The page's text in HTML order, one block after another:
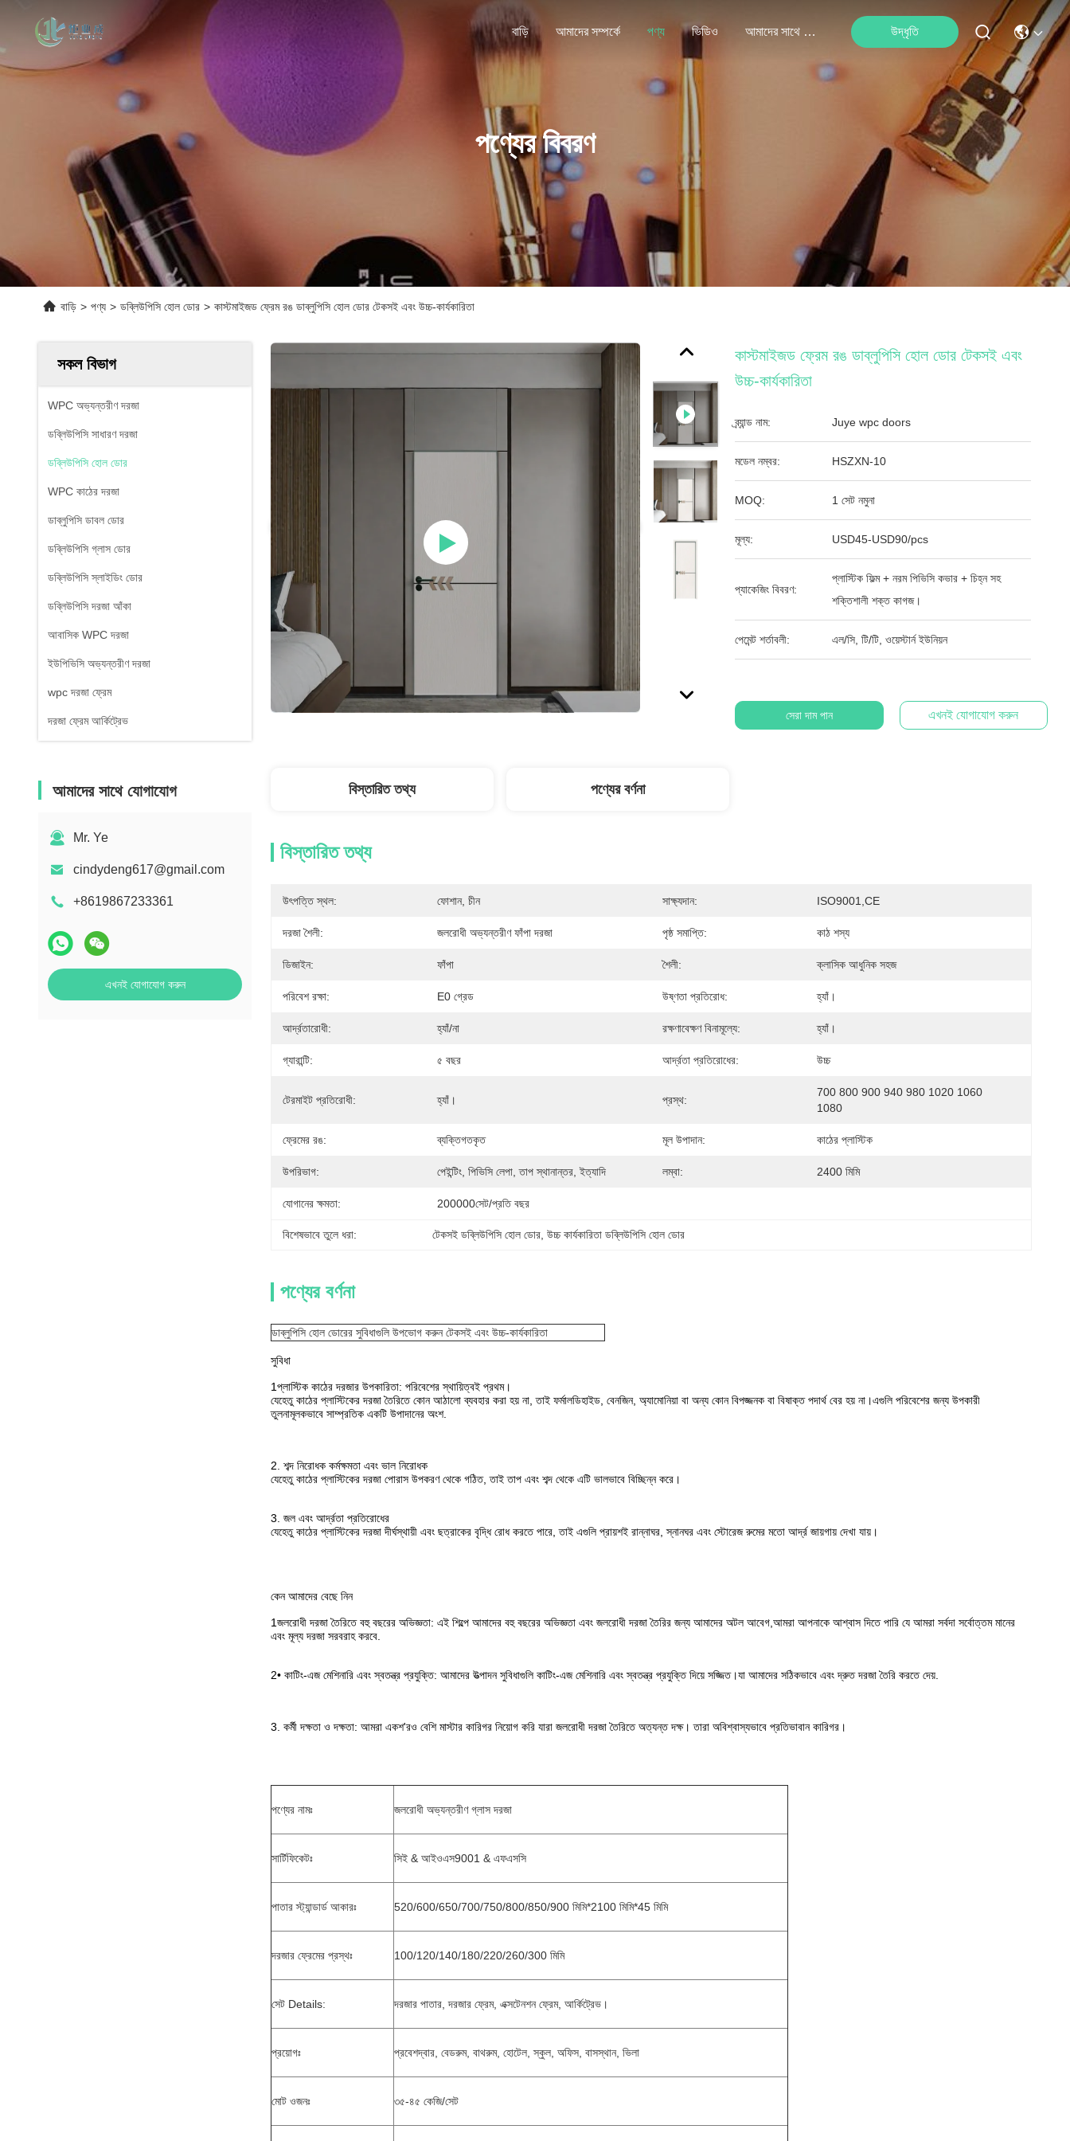
বাড়ি আমাদের সম্পর্কে পণ্য ভিডিও আমাদের সাথে যোগাযোগ উদ্ধৃতি
পণ্যের বিবরণ
বাড়ি > পণ্য > ডব্লিউপিসি হোল ডোর > কাস্টমাইজড ফ্রেম রঙ ডাব্লুপিসি হোল ডোর টেকসই এবং উচ্চ-কার্যকারিতা
সকল বিভাগ
WPC অভ্যন্তরীণ দরজা
ডব্লিউপিসি সাধারণ দরজা
ডব্লিউপিসি হোল ডোর
WPC কাঠের দরজা
ডাব্লুপিসি ডাবল ডোর
ডব্লিউপিসি গ্লাস ডোর
ডব্লিউপিসি স্লাইডিং ডোর
ডব্লিউপিসি দরজা আঁকা
আবাসিক WPC দরজা
ইউপিভিসি অভ্যন্তরীণ দরজা
wpc দরজা ফ্রেম
দরজা ফ্রেম আর্কিট্রেভ
আমাদের সাথে যোগাযোগ
Mr. Ye
cindydeng617@gmail.com
+8619867233361
এখনই যোগাযোগ করুন
কাস্টমাইজড ফ্রেম রঙ ডাব্লুপিসি হোল ডোর টেকসই এবং
উচ্চ-কার্যকারিতা
ব্র্যান্ড নাম: Juye wpc doors
মডেল নম্বর: HSZXN-10
MOQ: 1 সেট নমুনা
মূল্য: USD45-USD90/pcs
প্যাকেজিং বিবরণ:
প্লাস্টিক ফিল্ম + নরম পিভিসি কভার + চিহ্ন সহ
শক্তিশালী শক্ত কাগজ।
পেমেন্ট শর্তাবলী: এল/সি, টি/টি, ওয়েস্টার্ন ইউনিয়ন
সেরা দাম পান এখনই যোগাযোগ করুন
বিস্তারিত তথ্য পণ্যের বর্ণনা
বিস্তারিত তথ্য
উৎপত্তি স্থল: ফোশান, চীন সাক্ষ্যদান: ISO9001,CE
দরজা শৈলী: জলরোধী অভ্যন্তরীণ ফাঁপা দরজা পৃষ্ঠ সমাপ্তি: কাঠ শস্য
ডিজাইন: ফাঁপা শৈলী: ক্লাসিক আধুনিক সহজ
পরিবেশ রক্ষা: E0 গ্রেড উষ্ণতা প্রতিরোধ: হ্যাঁ।
আর্দ্রতারোধী: হ্যাঁ/না রক্ষণাবেক্ষণ বিনামূল্যে: হ্যাঁ।
গ্যারান্টি: ৫ বছর আর্দ্রতা প্রতিরোধের: উচ্চ
টেরমাইট প্রতিরোধী: হ্যাঁ। প্রস্থ:
700 800 900 940 980 1020 1060
1080
ফ্রেমের রঙ: ব্যক্তিগতকৃত মূল উপাদান: কাঠের প্লাস্টিক
উপরিভাগ: পেইন্টিং, পিভিসি লেপা, তাপ স্থানান্তর, ইত্যাদি লম্বা: 2400 মিমি
যোগানের ক্ষমতা: 200000সেট/প্রতি বছর
বিশেষভাবে তুলে ধরা: টেকসই ডব্লিউপিসি হোল ডোর , উচ্চ কার্যকারিতা ডব্লিউপিসি হোল ডোর
পণ্যের বর্ণনা
ডাব্লুপিসি হোল ডোরের সুবিধাগুলি উপভোগ করুন টেকসই এবং উচ্চ-কার্যকারিতা
সুবিধা
1প্লাস্টিক কাঠের দরজার উপকারিতা: পরিবেশের স্থায়িত্বই প্রথম।
যেহেতু কাঠের প্লাস্টিকের দরজা তৈরিতে কোন আঠালো ব্যবহার করা হয় না, তাই ফর্মালডিহাইড, বেনজিন, অ্যামোনিয়া বা অন্য কোন বিপজ্জনক বা বিষাক্ত পদার্থ বের হয় না।এগুলি পরিবেশের জন্য উপকারী
তুলনামূলকভাবে সাম্প্রতিক একটি উপাদানের অংশ.
2. শব্দ নিরোধক কর্মক্ষমতা এবং ভাল নিরোধক
যেহেতু কাঠের প্লাস্টিকের দরজা পোরাস উপকরণ থেকে গঠিত, তাই তাপ এবং শব্দ থেকে এটি ভালভাবে বিচ্ছিন্ন করে।
3. জল এবং আর্দ্রতা প্রতিরোধের
যেহেতু কাঠের প্লাস্টিকের দরজা দীর্ঘস্থায়ী এবং ছত্রাকের বৃদ্ধি রোধ করতে পারে, তাই এগুলি প্রায়শই রান্নাঘর, স্নানঘর এবং স্টোরেজ রুমের মতো আর্দ্র জায়গায় দেখা যায়।
কেন আমাদের বেছে নিন
1জলরোধী দরজা তৈরিতে বহু বছরের অভিজ্ঞতা: এই শিল্পে আমাদের বহু বছরের অভিজ্ঞতা এবং জলরোধী দরজা তৈরির জন্য আমাদের অটল আবেগ,আমরা আপনাকে আশ্বাস দিতে পারি যে আমরা সর্বদা সর্বোত্তম মানের
এবং মূল্য দরজা সরবরাহ করবে.
2• কাটিং-এজ মেশিনারি এবং স্বতন্ত্র প্রযুক্তি: আমাদের উত্পাদন সুবিধাগুলি কাটিং-এজ মেশিনারি এবং স্বতন্ত্র প্রযুক্তি দিয়ে সজ্জিত।যা আমাদের সঠিকভাবে এবং দ্রুত দরজা তৈরি করতে দেয়.
3. কর্মী দক্ষতা ও দক্ষতা: আমরা একশ'রও বেশি মাস্টার কারিগর নিয়োগ করি যারা জলরোধী দরজা তৈরিতে অত্যন্ত দক্ষ। তারা অবিশ্বাস্যভাবে প্রতিভাবান কারিগর।
পণ্যের নামঃ জলরোধী অভ্যন্তরীণ গ্লাস দরজা
সার্টিফিকেটঃ সিই & আইওএস9001 & এফএসসি
পাতার স্ট্যান্ডার্ড আকারঃ 520/600/650/700/750/800/850/900 মিমি*2100 মিমি*45 মিমি
দরজার ফ্রেমের প্রস্থঃ 100/120/140/180/220/260/300 মিমি
সেট Details: দরজার পাতার, দরজার ফ্রেম, এক্সটেনশন ফ্রেম, আর্কিট্রেভ।
প্রয়োগঃ প্রবেশদ্বার, বেডরুম, বাথরুম, হোটেল, স্কুল, অফিস, বাসস্থান, ভিলা
মোট ওজনঃ ৩৫-৪৫ কেজি/সেট